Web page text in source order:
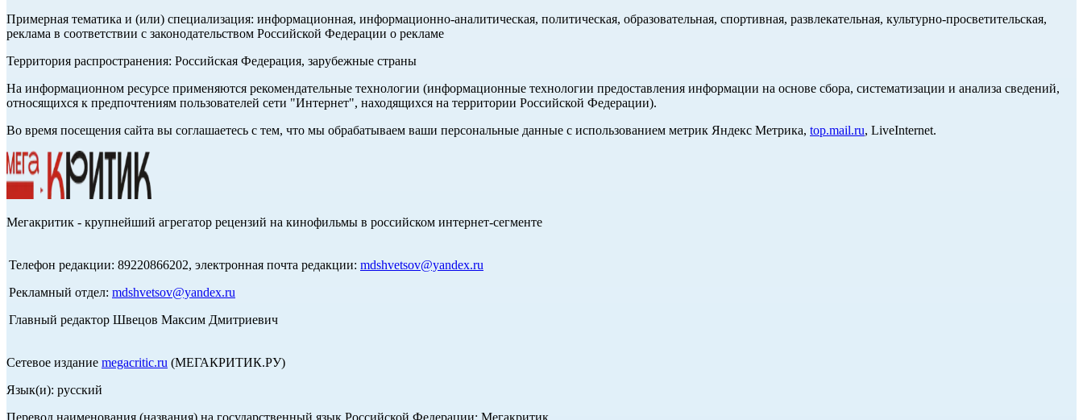
Примерная тематика и (или) специализация: информационная, информационно-аналитическая, политическая, образовательная, спортивная, развлекательная, культурно-просветительская,
реклама в соответствии с законодательством Российской Федерации о рекламе
Территория распространения: Российская Федерация, зарубежные страны
На информационном ресурсе применяются рекомендательные технологии (информационные технологии предоставления информации на основе сбора, систематизации и анализа сведений,
относящихся к предпочтениям пользователей сети "Интернет", находящихся на территории Российской Федерации).
Во время посещения сайта вы соглашаетесь с тем, что мы обрабатываем ваши персональные данные с использованием метрик Яндекс Метрика, top.mail.ru, LiveInternet.
Мегакритик - крупнейший агрегатор рецензий на кинофильмы в российском интернет-сегменте
Телефон редакции: 89220866202, электронная почта редакции: mdshvetsov@yandex.ru
Рекламный отдел: mdshvetsov@yandex.ru
Главный редактор Швецов Максим Дмитриевич
Сетевое издание megacritic.ru (МЕГАКРИТИК.РУ)
Язык(и): русский